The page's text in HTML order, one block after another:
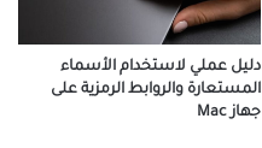
دليل عملي لاستخدام الأسماء
المستعارة والروابط الرمزية على
جهاز Mac